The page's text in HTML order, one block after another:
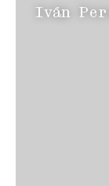
Iván